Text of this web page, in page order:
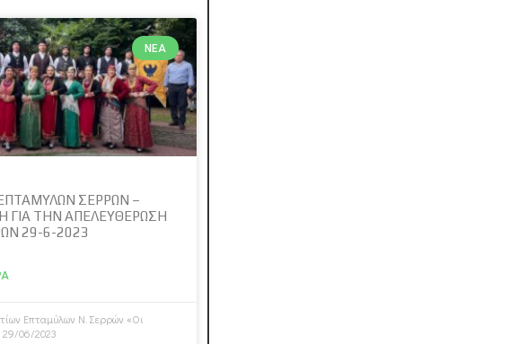
ΝΈΑ
ΣΕΡΡΩΝ –
ΓΙΑ ΤΗΝ ΑΠΕΛΕΥΘΕΡΩΣΗ
29-6-2023
Επταμύλων N. Σερρών «Οι
29/06/2023